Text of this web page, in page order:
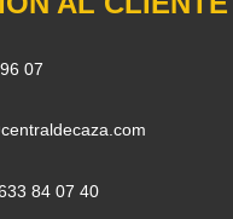
07
84 07 40